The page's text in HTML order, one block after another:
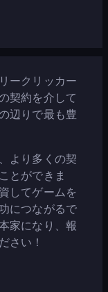
ークリッカー
契約を介して
辺りで最も豊
より多くの契
とができま
してゲームを
につながるで
家になり、報
さい！